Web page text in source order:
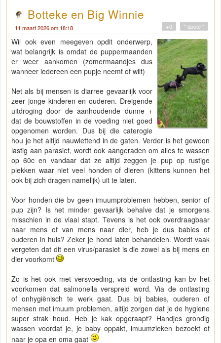
Botteke en Big Winnie
11 maart 2026 om 18:18 " quote "
+0
Wil ook even meegeven opdit onderwerp,
wat belangrijk is omdat de puppermaanden
er weer aankomen (zomermaandjes dus
wanneer iedereen een pupje neemt of wilt)
Net als bij mensen is diarree gevaarlijk voor
zeer jonge kinderen en ouderen. Dreigende
uitdroging door de aanhoudende dunne +
dat de bouwstoffen in de voeding niet goed
opgenomen worden. Dus bij die caterogie
hou je het altijd nauwlettend in de gaten. Verder is het gewoon
lastig aan parasiet, wordt ook aangeraden om alles te wassen
op 60c en vandaar dat ze altijd zeggen je pup op rustige
plekken waar niet veel honden of dieren (kittens kunnen het
ook bij zich dragen namelijk) uit te laten.
Voor honden die bv geen imuumproblemen hebben, senior of
pup zijn? Is het minder gevaarlijk behalve dat je smorgens
misschien in de vlaai stapt. Tevens is het ook overdraagbaar
naar mens of van mens naar dier, heb je dus babies of
ouderen in huis? Zeker je hond laten behandelen. Wordt vaak
vergeten dat dit een virus/parasiet is die zowel als bij mens en
dier voorkomt
Zo is het ook met versvoeding, via de ontlasting kan bv het
voorkomen dat salmonella verspreid word. Via de ontlasting
of onhygiënisch te werk gaat. Dus bij babies, ouderen of
mensen met imuum problemen, altijd zorgen dat je de hygiene
super strak houd. Heb je kak opgeraapt? Handjes grondig
wassen voordat je, je baby oppakt, imuumzieken bezoekt of
naar je opa en oma gaat